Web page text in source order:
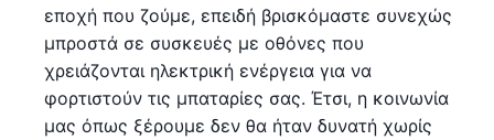
εποχή που ζούμε, επειδή βρισκόμαστε συνεχώς
μπροστά σε συσκευές με οθόνες που
χρειάζονται ηλεκτρική ενέργεια για να
φορτιστούν τις μπαταρίες σας. Έτσι, η κοινωνία
μας όπως ξέρουμε δεν θα ήταν δυνατή χωρίς